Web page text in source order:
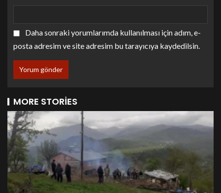
Daha sonraki yorumlarımda kullanılması için adım, e-
posta adresim ve site adresim bu tarayıcıya kaydedilsin.
MORE STORIES